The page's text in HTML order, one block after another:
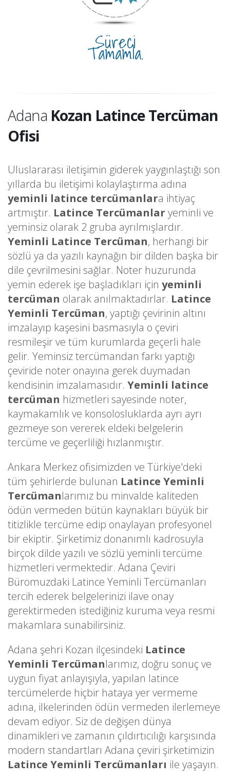
Süreci
Tamamla.
Adana Kozan Latince Tercüman
Ofisi
Uluslararası iletişimin giderek yaygınlaştığı son
yıllarda bu iletişimi kolaylaştırma adına
yeminli latince tercümanlara ihtiyaç
artmıştır. Latince Tercümanlar yeminli ve
yeminsiz olarak 2 gruba ayrılmışlardır.
Yeminli Latince Tercüman, herhangi bir
sözlü ya da yazılı kaynağın bir dilden başka bir
dile çevrilmesini sağlar. Noter huzurunda
yemin ederek işe başladıkları için yeminli
tercüman olarak anılmaktadırlar. Latince
Yeminli Tercüman, yaptığı çevirinin altını
imzalayıp kaşesini basmasıyla o çeviri
resmileşir ve tüm kurumlarda geçerli hale
gelir. Yeminsiz tercümandan farkı yaptığı
çeviride noter onayına gerek duymadan
kendisinin imzalamasıdır. Yeminli latince
tercüman hizmetleri sayesinde noter,
kaymakamlık ve konsolosluklarda ayrı ayrı
gezmeye son vererek eldeki belgelerin
tercüme ve geçerliliği hızlanmıştır.
Ankara Merkez ofisimizden ve Türkiye'deki
tüm şehirlerde bulunan Latince Yeminli
Tercümanlarımız bu minvalde kaliteden
ödün vermeden bütün kaynakları büyük bir
titizlikle tercüme edip onaylayan profesyonel
bir ekiptir. Şirketimiz donanımlı kadrosuyla
birçok dilde yazılı ve sözlü yeminli tercüme
hizmetleri vermektedir. Adana Çeviri
Büromuzdaki Latince Yeminli Tercümanları
tercih ederek belgelerinizi ilave onay
gerektirmeden istediğiniz kuruma veya resmi
makamlara sunabilirsiniz.
Adana şehri Kozan ilçesindeki Latince
Yeminli Tercümanlarımız, doğru sonuç ve
uygun fiyat anlayışıyla, yapılan latince
tercümelerde hiçbir hataya yer vermeme
adına, ilkelerinden ödün vermeden ilerlemeye
devam ediyor. Siz de değişen dünya
dinamikleri ve zamanın çıldırtıcılığı karşısında
modern standartları Adana çeviri şirketimizin
Latince Yeminli Tercümanları ile yaşayın.